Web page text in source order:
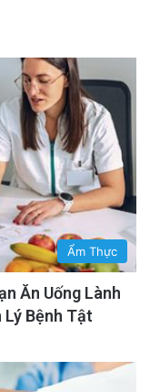
Ẩm Thực
Ăn Uống Lành
Lý Bệnh Tật